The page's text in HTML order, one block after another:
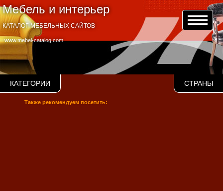
Мебель и интерьер
www.mebel-catalog.com
КАТАЛОГ МЕБЕЛЬНЫХ САЙТОВ
КАТЕГОРИИ СТРАНЫ
Также рекомендуем посетить: